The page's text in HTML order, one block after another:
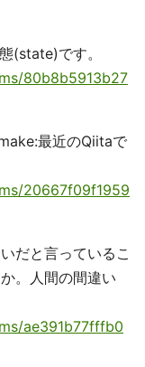
(state)です。
80b8b5913b27
最近のQiitaで
20667f09f1959
だと言っているこ
。人間の間違い
ae391b77fffb0